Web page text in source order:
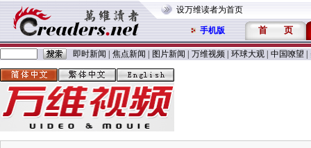
设万维读者为首页
手机版 首 页
即时新闻 焦点新闻 图片新闻 万维视频 环球大观 中国嘹望